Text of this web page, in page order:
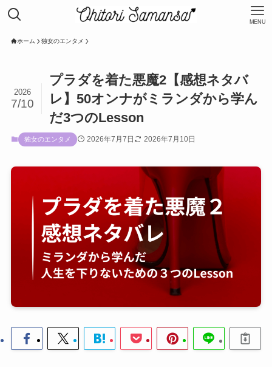
MENU
ホーム 独女のエンタメ
プラダを着た悪魔2【感想ネタバ
レ】50オンナがミランダから学ん
だ3つのLesson
2026
7/10
独女のエンタメ 2026年7月7日 2026年7月10日